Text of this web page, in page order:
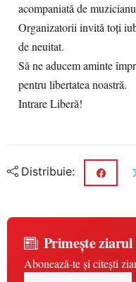
acompaniată de
Organizatorii invită toți
de neuitat.
Să ne aducem aminte
pentru libertatea noastră.
Intrare Liberă!
Distribuie:
Primește
Abonează-te și citești